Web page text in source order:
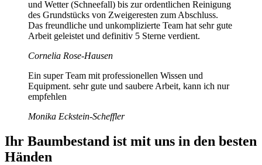
und Wetter (Schneefall) bis zur ordentlichen Reinigung
des Grundstücks von Zweigeresten zum Abschluss.
Das freundliche und unkomplizierte Team hat sehr gute
Arbeit geleistet und definitiv 5 Sterne verdient.
Cornelia Rose-Hausen
Ein super Team mit professionellen Wissen und
Equipment. sehr gute und saubere Arbeit, kann ich nur
empfehlen
Monika Eckstein-Scheffler
Ihr Baumbestand ist mit uns in den besten
Händen